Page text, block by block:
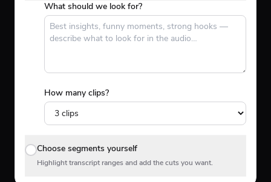
What should we look for?
How many clips?
Choose segments yourself
Highlight transcript ranges and add the cuts you want.